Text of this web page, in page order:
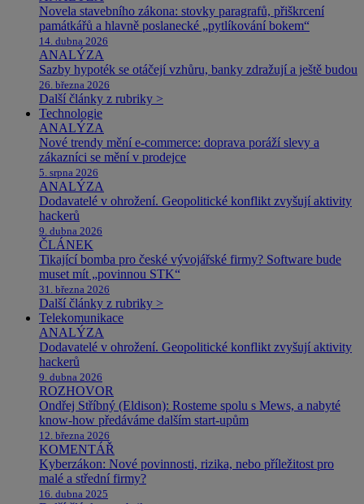
Novela stavebního zákona: stovky paragrafů, přiškrcení
památkářů a hlavně poslanecké „pytlíkování bokem“
14. dubna 2026
ANALÝZA
Sazby hypoték se otáčejí vzhůru, banky zdražují a ještě budou
26. března 2026
Další články z rubriky >
Technologie
ANALÝZA
Nové trendy mění e-commerce: doprava poráží slevy a
zákazníci se mění v prodejce
5. srpna 2026
ANALÝZA
Dodavatelé v ohrožení. Geopolitické konflikt zvyšují aktivity
hackerů
9. dubna 2026
ČLÁNEK
Tikající bomba pro české vývojářské firmy? Software bude
muset mít „povinnou STK“
31. března 2026
Další články z rubriky >
Telekomunikace
ANALÝZA
Dodavatelé v ohrožení. Geopolitické konflikt zvyšují aktivity
hackerů
9. dubna 2026
ROZHOVOR
Ondřej Stříbný (Eldison): Rosteme spolu s Mews, a nabyté
know-how předáváme dalším start-upům
12. března 2026
KOMENTÁŘ
Kyberzákon: Nové povinnosti, rizika, nebo příležitost pro
malé a střední firmy?
16. dubna 2025